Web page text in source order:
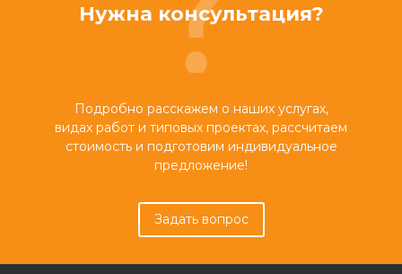
Нужна консультация?
Подробно расскажем о наших услугах,
видах работ и типовых проектах, рассчитаем
стоимость и подготовим индивидуальное
предложение!
Задать вопрос